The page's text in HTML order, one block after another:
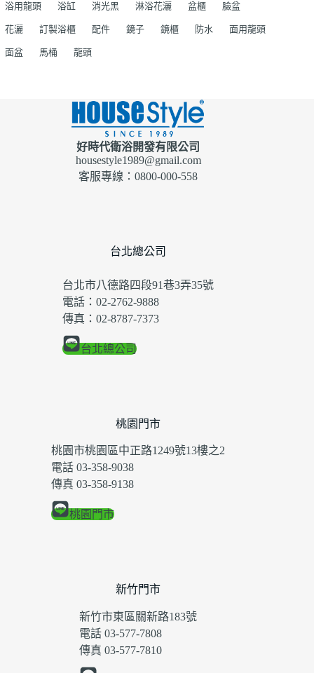
浴用龍頭 浴缸 消光黑 淋浴花灑 盆櫃 臉盆
花灑 訂製浴櫃 配件 鏡子 鏡櫃 防水 面用龍頭
面盆 馬桶 龍頭
好時代衛浴開發有限公司
housestyle1989@gmail.com
客服專線：0800-000-558
台北總公司
台北市八德路四段91巷3弄35號
電話：02-2762-9888
傳真：02-8787-7373
台北總公司
桃園門市
桃園市桃園區中正路1249號13樓之2
電話 03-358-9038
傳真 03-358-9138
桃園門市
新竹門市
新竹市東區關新路183號
電話 03-577-7808
傳真 03-577-7810